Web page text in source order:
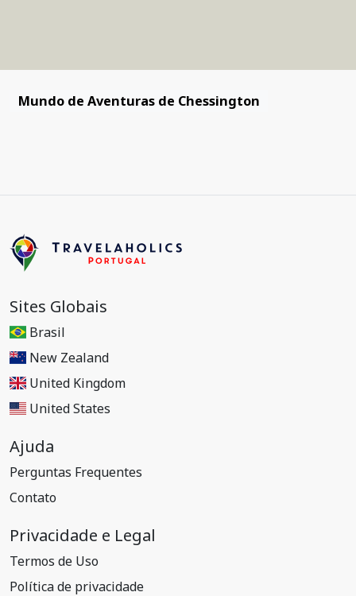
Mundo de Aventuras de Chessington
Sites Globais
Brasil
New Zealand
United Kingdom
United States
Ajuda
Perguntas Frequentes
Contato
Privacidade e Legal
Termos de Uso
Política de privacidade